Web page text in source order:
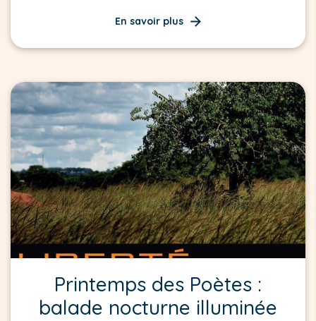
En savoir plus
Printemps des Poètes :
balade nocturne illuminée